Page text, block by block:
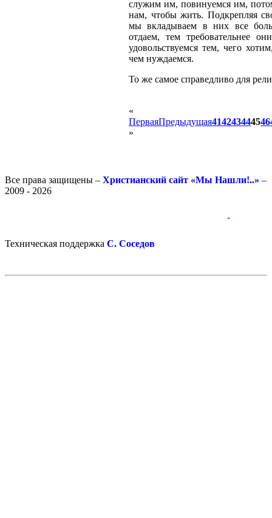
служим им, повинуемся им,
нам, чтобы жить. Подкрепляя
мы вкладываем в них все
отдаем, тем требовательнее
удовольствуемся тем, чего
чем нуждаемся.
То же самое справедливо для
«
ПерваяПредыдущая414243444546
»
Все права защищены – Христианский сайт «Мы Нашли!..» –
2009 - 2026
-
Техническая поддержка С. Соседов